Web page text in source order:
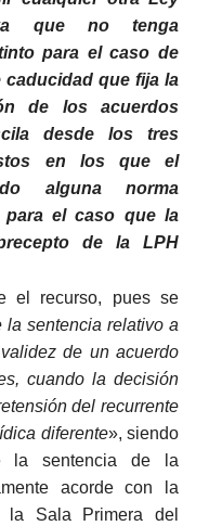
que no tenga
para el caso de
que fija la
de los acuerdos
desde los tres
en los que el
alguna norma
para el caso que la
de la LPH
el recurso, pues se
la sentencia relativo a
de un acuerdo
cuando la decisión
del recurrente
diferente», siendo
la sentencia de la
acorde con la
la Sala Primera del